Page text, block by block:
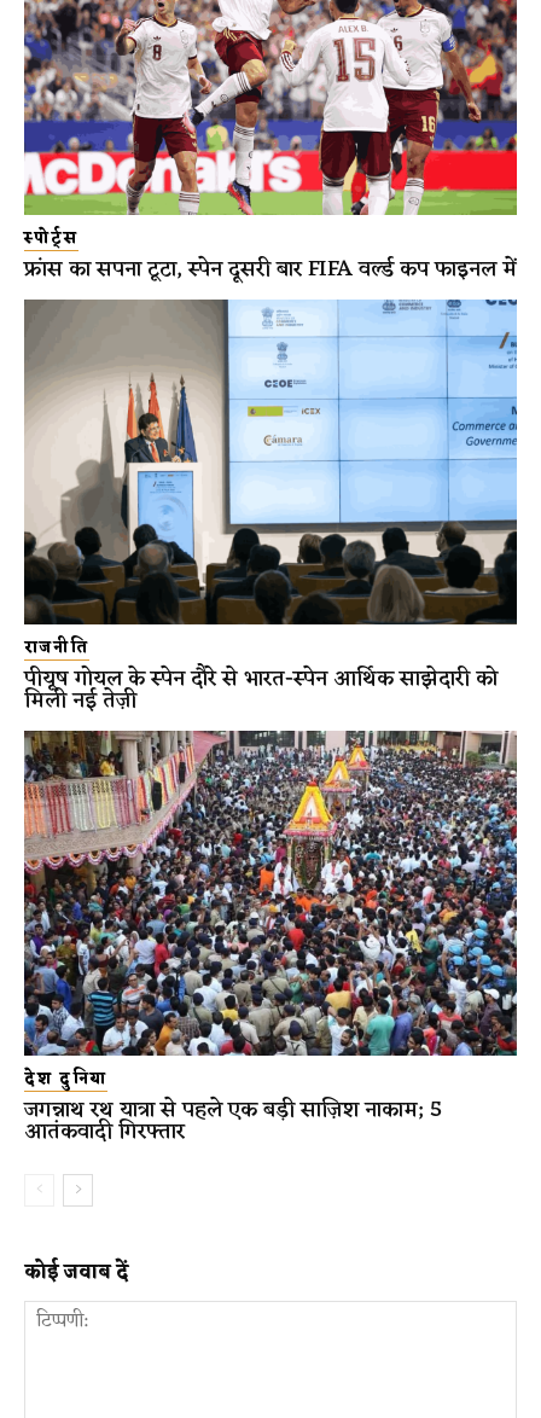
स्पोर्ट्स
फ्रांस का सपना टूटा, स्पेन दूसरी बार FIFA वर्ल्ड कप फाइनल में
राजनीति
पीयूष गोयल के स्पेन दौरे से भारत-स्पेन आर्थिक साझेदारी को
मिली नई तेज़ी
देश दुनिया
जगन्नाथ रथ यात्रा से पहले एक बड़ी साज़िश नाकाम; 5
आतंकवादी गिरफ्तार
कोई जवाब दें